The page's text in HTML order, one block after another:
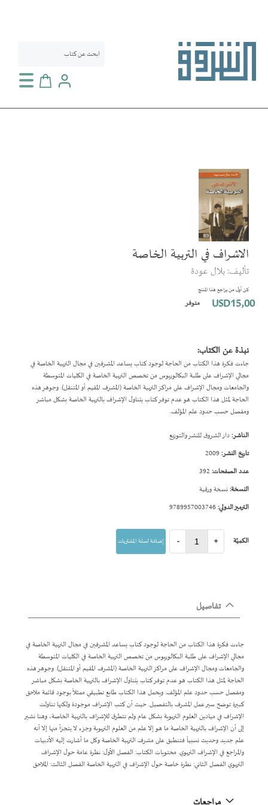
سلة التسوق
الاشراف في التربية الخاصة
تأليف: بلال عودة
كن أول من يراجع هذا المنتج
USD15٫00 متوفر
نبذة عن الكتاب:
جاءت فكرة هذا الكتاب من الحاجة لوجود كتاب يساعد المشرفين في مجال التربية الخاصة في
مجالي الإشراف على طلبة البكالوريوس من تخصص التربية الخاصة في الكليات المتوسطة
والجامعات ومجال الإشراف على مراكز التربية الخاصة (المشرف المقيم أو المتنقل). وجوهر هذه
الحاجة لمثل هذا الكتاب هو عدم توفر كتاب يتناول الإشراف بالتربية الخاصة بشكل مباشر
ومفصل حسب حدود علم المؤلف.
الناشر:دار الشروق للنشر والتوزيع
تاريخ النشر:
عدد الصفحات:
النسخة:نسخة ورقية
الترميز الدولي:
الكميّة - + إضافة لسلة المشتريات
انتقل
النهاية
معرض
الصور
تخطي
إلى
بداية
معرض
الصور
تفاصيل
جاءت فكرة هذا الكتاب من الحاجة لوجود كتاب يساعد المشرفين في مجال التربية الخاصة في
مجالي الإشراف على طلبة البكالوريوس من تخصص التربية الخاصة في الكليات المتوسطة
والجامعات ومجال الإشراف على مراكز التربية الخاصة (المشرف المقيم أو المتنقل). وجوهر هذه
الحاجة لمثل هذا الكتاب هو عدم توفر كتاب يتناول الإشراف بالتربية الخاصة بشكل مباشر
ومفصل حسب حدود علم المؤلف. ويحمل هذا الكتاب طابع تطبيقي ممثلاً بوجود قائمة ملاحق
كبيرة توضح سير عمل المشرف بالتفصيل. حيث أن كتب الإشراف موجودة ولكنها تناولت
الإشراف في ميادين العلوم التربوية بشكل عام ولم تتطرق للإشراف بالتربية الخاصة، وهنا نشير
إلى أن الإشراف بالتربية الخاصة ما هو إلا علم من العلوم التربوية وجزء لا يتجزأ منها إلا أنه
علم جديد وحديث نسبياً فتنطبق على مشرف التربية الخاصة وكل ما أشارت إليه الأدبيات
والمراجع في الإشراف التربوي. محتويات الكتاب: الفصل الأول: نظرة عامة حول الإشراف
التربوي الفصل الثاني: نظرة خاصة حول الإشراف في التربية الخاصة الفصل الثالث: الملاحق